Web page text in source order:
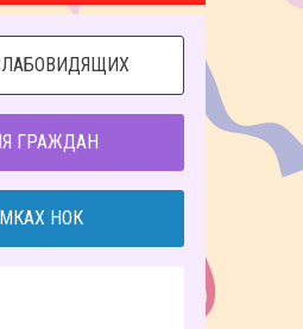
ГРАЖДАН
НОК